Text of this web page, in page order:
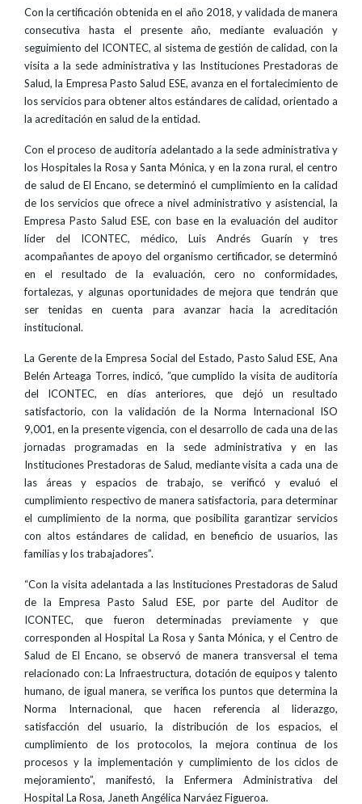
Con la certificación obtenida en el año 2018, y validada de manera
consecutiva hasta el presente año, mediante evaluación y
seguimiento del ICONTEC, al sistema de gestión de calidad, con la
visita a la sede administrativa y las Instituciones Prestadoras de
Salud, la Empresa Pasto Salud ESE, avanza en el fortalecimiento de
los servicios para obtener altos estándares de calidad, orientado a
la acreditación en salud de la entidad.
Con el proceso de auditoría adelantado a la sede administrativa y
los Hospitales la Rosa y Santa Mónica, y en la zona rural, el centro
de salud de El Encano, se determinó el cumplimiento en la calidad
de los servicios que ofrece a nivel administrativo y asistencial, la
Empresa Pasto Salud ESE, con base en la evaluación del auditor
líder del ICONTEC, médico, Luis Andrés Guarín y tres
acompañantes de apoyo del organismo certificador, se determinó
en el resultado de la evaluación, cero no conformidades,
fortalezas, y algunas oportunidades de mejora que tendrán que
ser tenidas en cuenta para avanzar hacia la acreditación
institucional.
La Gerente de la Empresa Social del Estado, Pasto Salud ESE, Ana
Belén Arteaga Torres, indicó, ”que cumplido la visita de auditoría
del ICONTEC, en días anteriores, que dejó un resultado
satisfactorio, con la validación de la Norma Internacional ISO
9,001, en la presente vigencia, con el desarrollo de cada una de las
jornadas programadas en la sede administrativa y en las
Instituciones Prestadoras de Salud, mediante visita a cada una de
las áreas y espacios de trabajo, se verificó y evaluó el
cumplimiento respectivo de manera satisfactoria, para determinar
el cumplimiento de la norma, que posibilita garantizar servicios
con altos estándares de calidad, en beneficio de usuarios, las
familias y los trabajadores”.
“Con la visita adelantada a las Instituciones Prestadoras de Salud
de la Empresa Pasto Salud ESE, por parte del Auditor de
ICONTEC, que fueron determinadas previamente y que
corresponden al Hospital La Rosa y Santa Mónica, y el Centro de
Salud de El Encano, se observó de manera transversal el tema
relacionado con: La Infraestructura, dotación de equipos y talento
humano, de igual manera, se verifica los puntos que determina la
Norma Internacional, que hacen referencia al liderazgo,
satisfacción del usuario, la distribución de los espacios, el
cumplimiento de los protocolos, la mejora continua de los
procesos y la implementación y cumplimiento de los ciclos de
mejoramiento”, manifestó, la Enfermera Administrativa del
Hospital La Rosa, Janeth Angélica Narváez Figueroa.